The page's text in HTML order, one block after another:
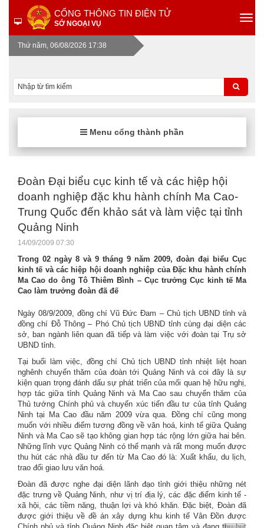
CỔNG THÔNG TIN ĐIỆN TỬ
SỞ NGOẠI VỤ
Thứ năm, 06/08/2026 17:38
Menu cổng thành phần
Đoàn Đại biểu cục kinh tế và các hiệp hội
doanh nghiệp đặc khu hành chính Ma Cao-
Trung Quốc đến khảo sát và làm việc tại tỉnh
Quảng Ninh
14/09/2009 07:30
Trong 02 ngày 8 và 9 tháng 9 năm 2009, đoàn đại biểu Cục
kinh tế và các hiệp hội doanh nghiệp của Đặc khu hành chính
Ma Cao do ông Tô Thiêm Bình – Cục trưởng Cục kinh tế Ma
Cao làm trưởng đoàn đã đế
Ngày 08/9/2009, đồng chí Vũ Đức Đam – Chủ tịch UBND tỉnh và
đồng chí Đỗ Thông – Phó Chủ tịch UBND tỉnh cùng đại diện các
sở, ban ngành liên quan đã tiếp và làm việc với đoàn tại Trụ sở
UBND tỉnh.
Tại buổi làm việc, đồng chí Chủ tịch UBND tỉnh nhiệt liệt hoan
nghênh chuyến thăm của đoàn tới Quảng Ninh và coi đây là sự
kiện quan trọng đánh dấu sự phát triển của mối quan hệ hữu nghị,
hợp tác giữa tỉnh Quảng Ninh và Ma Cao sau chuyến thăm của
Thủ tướng Chính phủ và chuyến xúc tiến đầu tư của tỉnh Quảng
Ninh tại Ma Cao đầu năm 2009 vừa qua. Đồng chí cũng mong
muốn với nhiều điểm tương đồng về văn hoá, kinh tế giữa Quảng
Ninh và Ma Cao sẽ tạo không gian hợp tác rộng lớn giữa hai bên.
Những lĩnh vực Quảng Ninh có thế mạnh và rất mong muốn được
thu hút các nhà đầu tư đến từ Ma Cao đó là: Xuất khẩu, du lịch,
trao đổi giao lưu văn hoá.
Đoàn đã được nghe đại diện lãnh đạo tỉnh giới thiệu những nét
đặc trưng về Quảng Ninh, như vị trí địa lý, các đặc điểm kinh tế -
xã hội, các tiềm năng, thuận lợi và khó khăn. Đặc biệt, Đoàn đã
được giới thiệu về đề án xây dựng khu kinh tế Vân Đồn được